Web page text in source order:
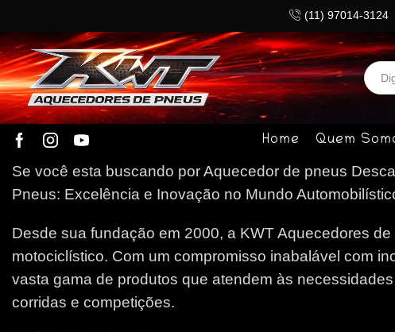
(11) 97014-3124
Home Quem
Se você esta buscando por Aquecedor de pneus
Pneus: Excelência e Inovação no Mundo
Desde sua fundação em 2000, a KWT Aquecedores
motociclístico. Com um compromisso inabalável com
vasta gama de produtos que atendem às
corridas e competições.